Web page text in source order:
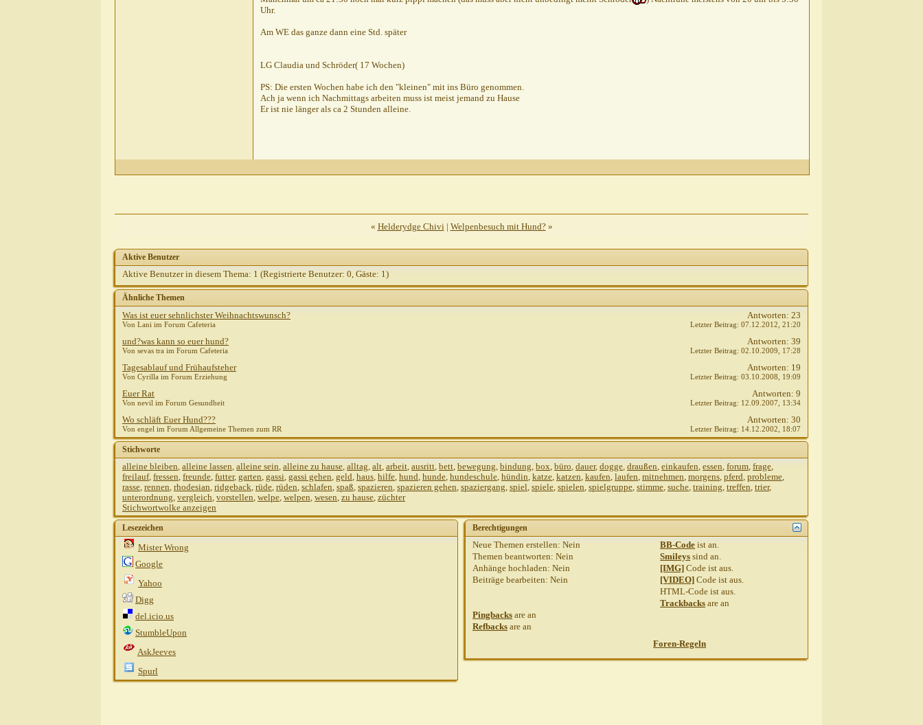
Uhr.
Am WE das ganze dann eine Std. später
LG Claudia und Schröder( 17 Wochen)
PS: Die ersten Wochen habe ich den "kleinen" mit ins Büro genommen.
Ach ja wenn ich Nachmittags arbeiten muss ist meist jemand zu Hause
Er ist nie länger als ca 2 Stunden alleine.
« Helderydge Chivi| Welpenbesuch mit Hund? »
Aktive Benutzer
Aktive Benutzer in diesem Thema: 1 (Registrierte Benutzer: 0, Gäste: 1)
Ähnliche Themen
Was ist euer sehnlichster Weihnachtswunsch?
Von Lani im Forum Cafeteria
Antworten: 23
Letzter Beitrag: 07.12.2012, 21:20
und?was kann so euer hund?
Von sevas tra im Forum Cafeteria
Antworten: 39
Letzter Beitrag: 02.10.2009, 17:28
Tagesablauf und Frühaufsteher
Von Cyrilla im Forum Erziehung
Antworten: 19
Letzter Beitrag: 03.10.2008, 19:09
Euer Rat
Von nevil im Forum Gesundheit
Antworten: 9
Letzter Beitrag: 12.09.2007, 13:34
Wo schläft Euer Hund???
Von engel im Forum Allgemeine Themen zum RR
Antworten: 30
Letzter Beitrag: 14.12.2002, 18:07
Stichworte
alleine bleiben, alleine lassen, alleine sein, alleine zu hause, alltag, alt, arbeit, ausritt, bett, bewegung, bindung, box, büro, dauer, dogge, draußen, einkaufen, essen, forum, frage,
freilauf, fressen, freunde, futter, garten, gassi, gassi gehen, geld, haus, hilfe, hund, hunde, hundeschule, hündin, katze, katzen, kaufen, laufen, mitnehmen, morgens, pferd, probleme,
rasse, rennen, rhodesian, ridgeback, rüde, rüden, schlafen, spaß, spazieren, spazieren gehen, spaziergang, spiel, spiele, spielen, spielgruppe, stimme, suche, training, treffen, trier,
unterordnung, vergleich, vorstellen, welpe, welpen, wesen, zu hause, züchter
Stichwortwolke anzeigen
Lesezeichen
Mister Wrong
Google
Yahoo
Digg
del.icio.us
StumbleUpon
AskJeeves
Spurl
Berechtigungen
Neue Themen erstellen:Nein
Themen beantworten:Nein
Anhänge hochladen:Nein
Beiträge bearbeiten:Nein
BB-Code istan.
Smileys sindan.
[IMG] Code istaus.
[VIDEO] Code istaus.
HTML-Code istaus.
Trackbacks arean
Pingbacks arean
Refbacks arean
Foren-Regeln